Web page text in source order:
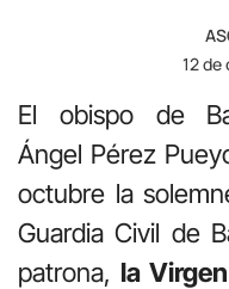
12
El obispo de
Ángel Pérez
octubre la
Guardia Civil de
patrona, la